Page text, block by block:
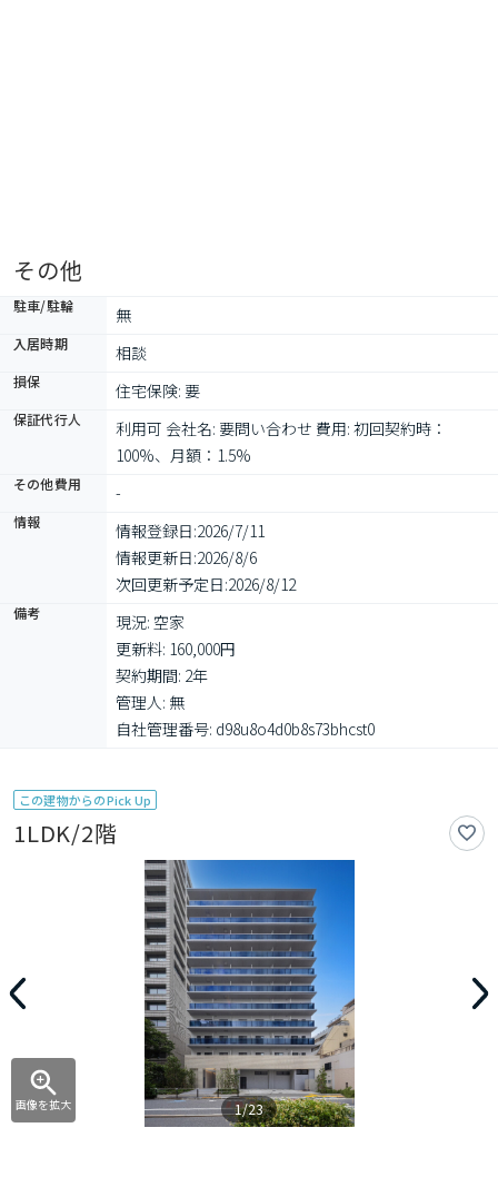
その他
駐車/駐輪 無
入居時期 相談
損保 住宅保険: 要
保証代行人
利用可 会社名: 要問い合わせ 費用: 初回契約時：
100%、月額：1.5%
その他費用 -
情報 情報登録日:2026/7/11
情報更新日:2026/8/6
次回更新予定日:2026/8/12
備考
現況: 空家
更新料: 160,000円
契約期間: 2年
管理人: 無
自社管理番号: d98u8o4d0b8s73bhcst0
この建物からのPick Up
1LDK/2階
画像を拡大 1/23